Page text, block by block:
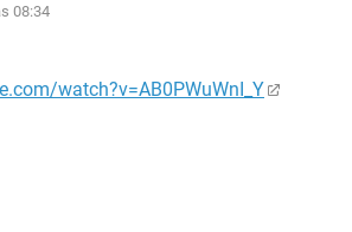
08:34
watch?v=AB0PWuWnI_Y